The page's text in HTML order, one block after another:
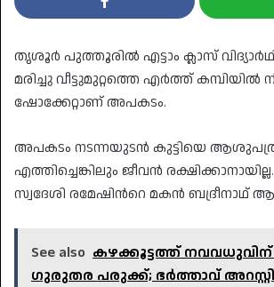
തൃശൂർ പുത്തൂരിൽ എട്ടാം ക്ലാസ്
മരിച്ചു വീട്ടുമുറ്റത്തെ എർത്ത് കമ്പിയിൽ
ഷോക്കേറ്റാണ് അപകടം.
അപകടം നടന്നയുടൻ കുട്ടിയെ
എത്തിച്ചെങ്കിലും ജീവൻ
സ്വദേശി രമേഷിന്‍റെ മകൻ ബദ്രീനാഥ്
See also കഴക്കൂട്ടത്ത് നവവധുവിന്
ഗുരുതര പരുക്ക്; ഭർത്താവ്